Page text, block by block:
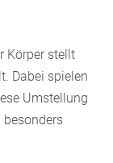
Körper stellt
Dabei spielen
Umstellung